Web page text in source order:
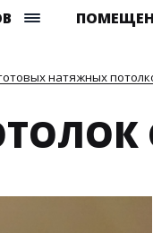
натяжных